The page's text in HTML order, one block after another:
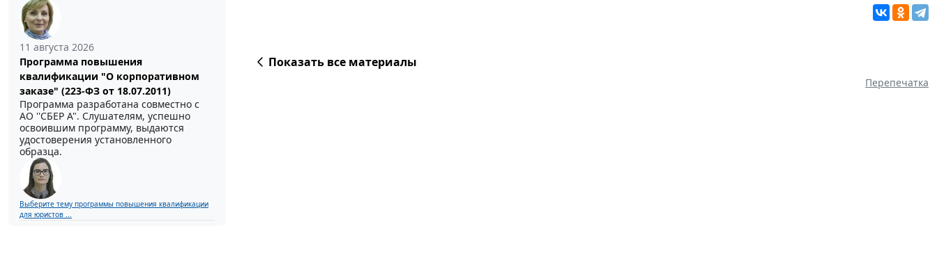
11 августа 2026
Программа повышения
квалификации "О корпоративном
заказе" (223-ФЗ от 18.07.2011)
Программа разработана совместно с
АО ''СБЕР А". Слушателям, успешно
освоившим программу, выдаются
удостоверения установленного
образца.
Выберите тему программы повышения квалификации
для юристов ...
Показать все материалы
Перепечатка